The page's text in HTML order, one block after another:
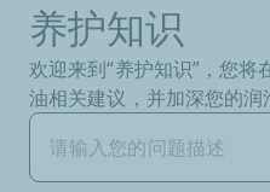
养护知识
欢迎来到“养护知识”，您
油相关建议，并加深您的润